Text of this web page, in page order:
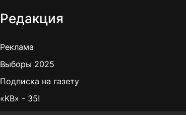
Редакция
Реклама
Выборы 2025
Подписка на газету
«КВ» - 35!